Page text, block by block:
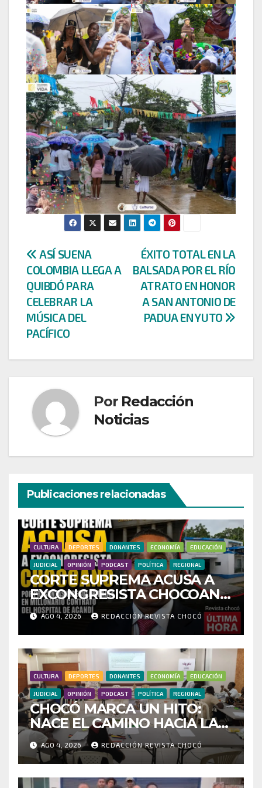
Navegación
de
entradas
ÉXITO TOTAL EN LA
BALSADA POR EL RÍO
ATRATO EN HONOR
A SAN ANTONIO DE
PADUA EN YUTO
ASÍ SUENA
COLOMBIA LLEGA A
QUIBDÓ PARA
CELEBRAR LA
MÚSICA DEL
PACÍFICO
Por Redacción
Noticias
Publicaciones relacionadas
CULTURA DEPORTES DONANTES ECONOMÍA EDUCACIÓN
JUDICIAL OPINIÓN PODCAST POLÍTICA REGIONAL
CORTE SUPREMA ACUSA A
EXCONGRESISTA CHOCOANO
POR PRESUNTAS
IRREGULARIDADES EN
MILLONARIO CONTRATO
DEL HOSPITAL DE ACANDÍ
AGO 4, 2026 REDACCIÓN REVISTA CHOCÓ
CULTURA DEPORTES DONANTES ECONOMÍA EDUCACIÓN
JUDICIAL OPINIÓN PODCAST POLÍTICA REGIONAL
CHOCÓ MARCA UN HITO:
NACE EL CAMINO HACIA LA
RED DEPARTAMENTAL DE
BUSCADORES POR LA
VERDAD Y LA ESPERANZA
AGO 4, 2026 REDACCIÓN REVISTA CHOCÓ